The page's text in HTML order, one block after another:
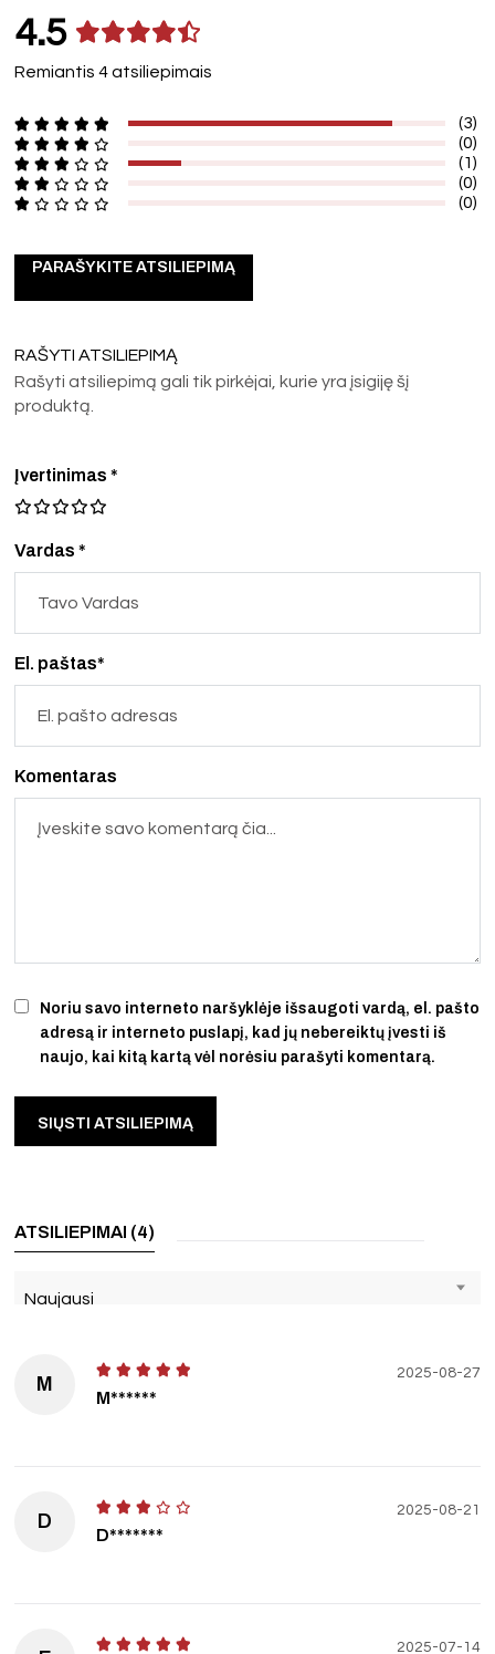
4.5
Remiantis 4 atsiliepimais
(3)
(0)
(1)
(0)
(0)
PARAŠYKITE ATSILIEPIMĄ
RAŠYTI ATSILIEPIMĄ
Rašyti atsiliepimą gali tik pirkėjai, kurie yra įsigiję šį
produktą.
Vardas *
El. paštas*
Noriu savo interneto naršyklėje išsaugoti vardą, el. pašto
adresą ir interneto puslapį, kad jų nebereiktų įvesti iš
naujo, kai kitą kartą vėl norėsiu parašyti komentarą.
Įvertinimas*
Komentaras
ATSILIEPIMAI (4)
Naujausi
M
M******
2025-08-27
D
D*******
2025-08-21
2025-07-14